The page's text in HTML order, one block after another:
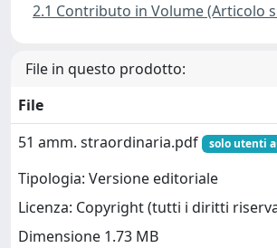
2.1 Contributo in Volume (Articolo
File in questo prodotto:
File
51 amm. straordinaria.pdf
solo utenti
Tipologia: Versione editoriale
Licenza: Copyright (tutti i diritti
Dimensione 1.73 MB